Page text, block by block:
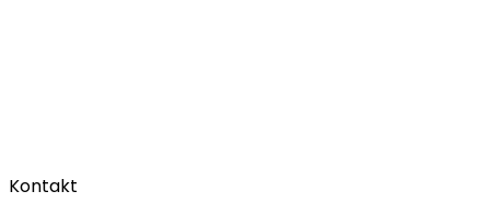
Kontakt